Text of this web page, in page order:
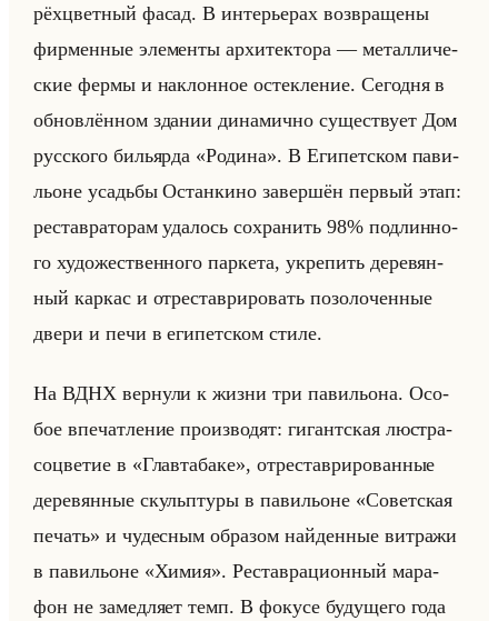
рёх­цвет­ный фасад. В ин­те­рье­рах воз­вра­ще­ны
фир­мен­ные эле­мен­ты ар­хи­тек­то­ра — ме­тал­ли­че­
ские фермы и на­клон­ное остек­ле­ние. Се­год­ня в
об­нов­лён­ном зда­нии ди­на­мич­но су­ще­ству­ет Дом
рус­ско­го би­льяр­да «Родина». В Еги­пет­ском па­ви­
льоне усадьбы Остан­ки­но за­вер­шён пер­вый этап:
ре­став­ра­то­рам уда­лось со­хра­нить 98% под­лин­но­
го ху­до­же­ствен­но­го пар­ке­та, укре­пить де­ре­вян­
ный кар­кас и от­ре­ста­ври­ро­вать по­зо­ло­чен­ные
двери и печи в еги­пет­ском стиле.
На ВДНХ вер­ну­ли к жизни три па­ви­льо­на. Осо­
бое впе­чат­ле­ние про­из­во­дят: ги­гант­ская люст­ра-
со­цве­тие в «Главтабаке», от­ре­ста­ври­ро­ван­ные
де­ре­вян­ные скульп­ту­ры в па­ви­льоне «Советская
печать» и чу­дес­ным об­ра­зом найден­ные вит­ра­жи
в па­ви­льоне «Химия». Ре­став­ра­ци­он­ный ма­ра­
фон не за­мед­ля­ет темп. В фо­ку­се бу­ду­ще­го года